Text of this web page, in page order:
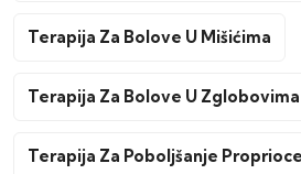
Terapija Za Bolove U Mišićima
Terapija Za Bolove U Zglobovima
Terapija Za Poboljšanje